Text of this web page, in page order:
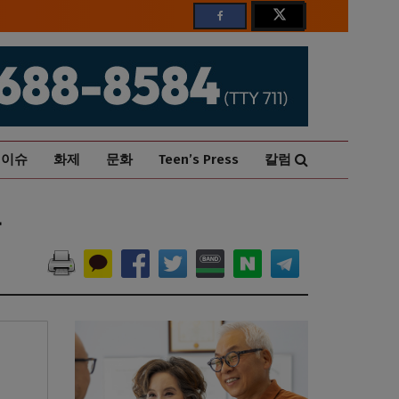
이슈 화제 문화 Teen’s Press 칼럼